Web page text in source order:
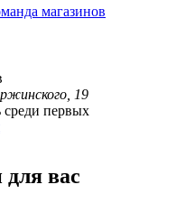
магазинов
19
среди первых
вас